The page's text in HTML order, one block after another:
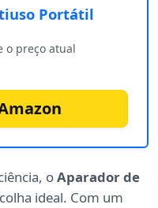
Portátil
o preço atual
oAparador de
ideal. Com um